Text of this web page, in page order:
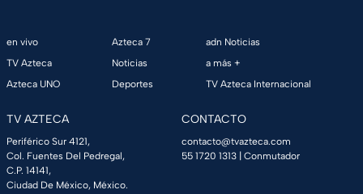
en vivo
TV Azteca
Azteca UNO
Azteca 7
Noticias
Deportes
adn Noticias
a más +
TV Azteca Internacional
TV AZTECA
Periférico Sur 4121,
Col. Fuentes Del Pedregal,
C.P. 14141,
Ciudad De México, México.
CONTACTO
contacto@tvazteca.com
55 1720 1313 | Conmutador